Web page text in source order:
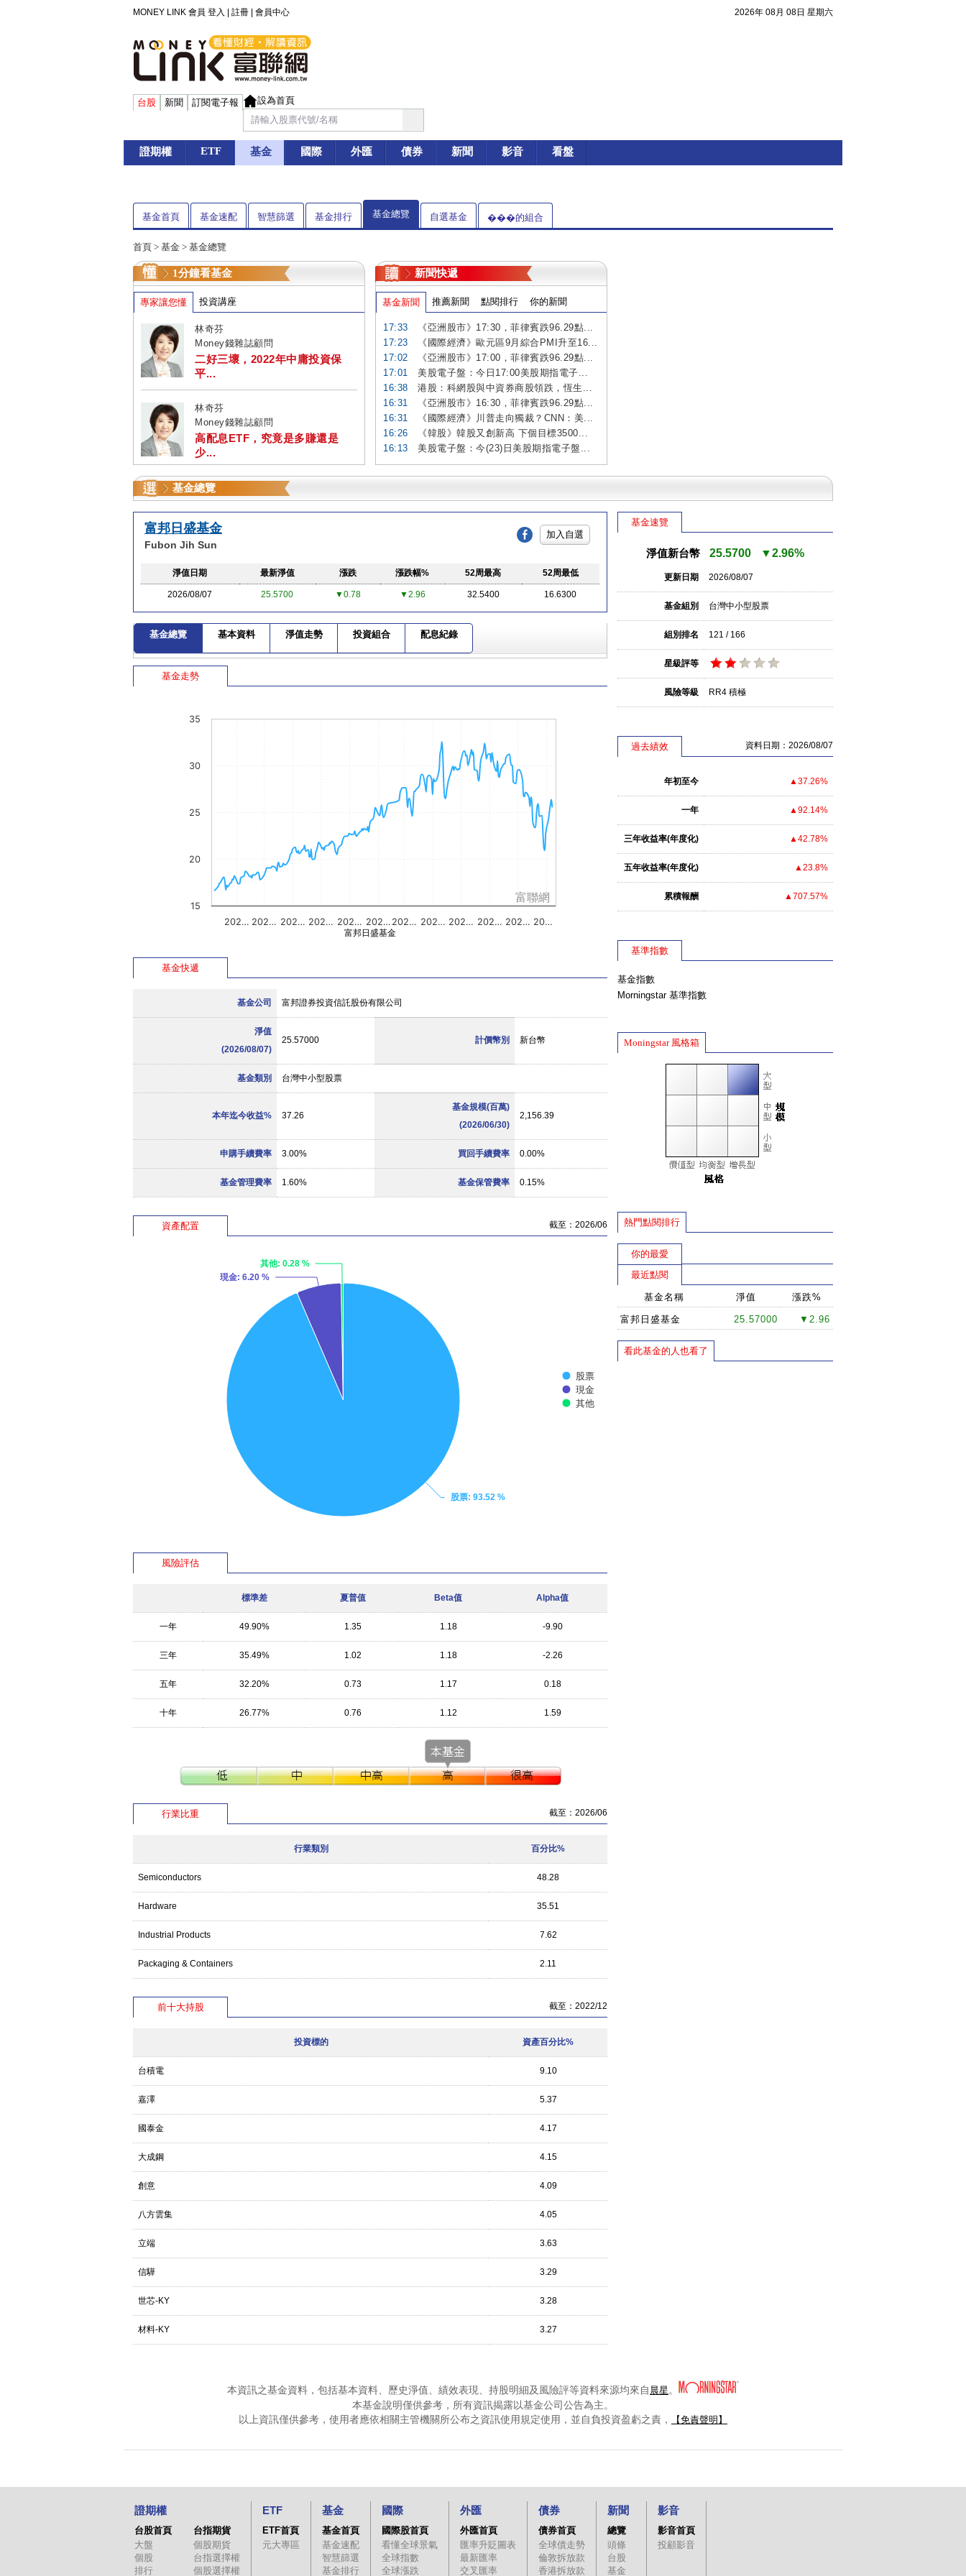
MONEY LINK 會員 登入 註冊 會員中心 2026年 08月 08日 星期六
台股 新聞 訂閱電子報 設為首頁
證期權 ETF 基金 國際 外匯 債券 新聞 影音 看盤
基金首頁 基金速配 智慧篩選 基金排行 基金總覽 自選基金 ���的組合
首頁 > 基金 > 基金總覽
1分鐘看基金
專家讓您懂 投資講座
林奇芬
Money錢雜誌顧問
二好三壞，2022年中庸投資保
平...
林奇芬
Money錢雜誌顧問
高配息ETF，究竟是多賺還是
少...
新聞快遞
基金新聞 推薦新聞 點閱排行 你的新聞
17:33
《亞洲股市》17:30，菲律賓跌96.29點...
17:23
《國際經濟》歐元區9月綜合PMI升至16...
17:02
《亞洲股市》17:00，菲律賓跌96.29點...
17:01
美股電子盤：今日17:00美股期指電子...
16:38
港股：科網股與中資券商股領跌，恆生...
16:31
《亞洲股市》16:30，菲律賓跌96.29點...
16:31
《國際經濟》川普走向獨裁？CNN：美...
16:26
《韓股》韓股又創新高 下個目標3500...
16:13
美股電子盤：今(23)日美股期指電子盤...
基金總覽
富邦日盛基金
Fubon Jih Sun
加入自選
淨值日期 最新淨值 漲跌 漲跌幅% 52周最高 52周最低
2026/08/07 25.5700 ▼0.78 ▼2.96 32.5400 16.6300
基金總覽 基本資料 淨值走勢 投資組合 配息紀錄
基金走勢
202… 202… 202… 202… 202… 202… 202… 202… 202… 202… 202… 20…
15
20
25
30
35
富聯網
富邦日盛基金
基金快遞
基金公司 富邦證券投資信託股份有限公司
淨值
(2026/08/07)
25.57000 計價幣別 新台幣
基金類別 台灣中小型股票
本年迄今收益% 37.26
基金規模(百萬)
(2026/06/30)
2,156.39
申購手續費率 3.00% 買回手續費率 0.00%
基金管理費率 1.60% 基金保管費率 0.15%
資產配置 截至：2026/06
股票: 93.52 %
現金: 6.20 %
其他: 0.28 %
股票
現金
其他
風險評估
標準差 夏普值 Beta值 Alpha值
一年 49.90% 1.35 1.18 -9.90
三年 35.49% 1.02 1.18 -2.26
五年 32.20% 0.73 1.17 0.18
十年 26.77% 0.76 1.12 1.59
行業比重 截至：2026/06
行業類別 百分比%
Semiconductors 48.28
Hardware 35.51
Industrial Products 7.62
Packaging & Containers 2.11
前十大持股 截至：2022/12
投資標的 資產百分比%
台積電 9.10
嘉澤 5.37
國泰金 4.17
大成鋼 4.15
創意 4.09
八方雲集 4.05
立端 3.63
信驊 3.29
世芯-KY 3.28
材料-KY 3.27
基金速覽
淨值新台幣 25.5700 ▼2.96%
更新日期 2026/08/07
基金組別 台灣中小型股票
組別排名 121 / 166
星級評等
風險等級 RR4 積極
過去績效 資料日期：2026/08/07
年初至今 ▲37.26%
一年 ▲92.14%
三年收益率(年度化) ▲42.78%
五年收益率(年度化) ▲23.8%
累積報酬 ▲707.57%
基準指數
基金指數
Morningstar 基準指數
Moningstar 風格箱
熱門點閱排行
你的最愛
最近點閱
基金名稱 淨值 漲跌%
富邦日盛基金 25.57000 ▼2.96
看此基金的人也看了
本資訊之基金資料，包括基本資料、歷史淨值、績效表現、持股明細及風險評等資料來源均來自 晨星 。
本基金說明僅供參考，所有資訊揭露以基金公司公告為主。
以上資訊僅供參考，使用者應依相關主管機關所公布之資訊使用規定使用，並自負投資盈虧之責，
【免責聲明】
證期權
台股首頁
大盤
個股
排行
台指期貨
個股期貨
台指選擇權
個股選擇權
ETF
ETF首頁
元大專區
基金
基金首頁
基金速配
智慧篩選
基金排行
國際
國際股首頁
看懂全球景氣
全球指數
全球漲跌
外匯
外匯首頁
匯率升貶圖表
最新匯率
交叉匯率
債券
債券首頁
全球債走勢
倫敦拆放款
香港拆放款
新聞
總覽
頭條
台股
基金
影音
影音首頁
投顧影音